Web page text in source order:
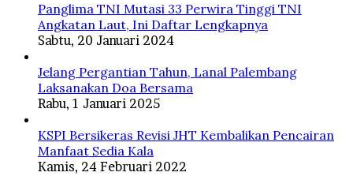
Panglima TNI Mutasi 33 Perwira Tinggi TNI
Angkatan Laut, Ini Daftar Lengkapnya
Sabtu, 20 Januari 2024
Jelang Pergantian Tahun, Lanal Palembang
Laksanakan Doa Bersama
Rabu, 1 Januari 2025
KSPI Bersikeras Revisi JHT Kembalikan Pencairan
Manfaat Sedia Kala
Kamis, 24 Februari 2022